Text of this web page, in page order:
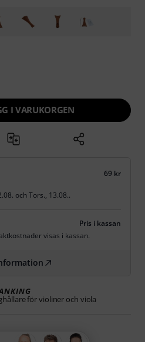
I VARUKORGEN
69 kr
ochTors., 13.08..
Pris i kassan
visas i kassan.
för violiner och viola